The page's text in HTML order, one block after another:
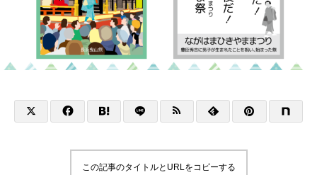
この記事のタイトルとURLをコピーする